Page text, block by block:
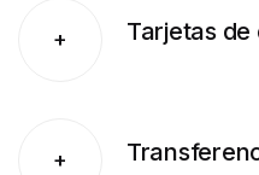
+ Tarjetas
+